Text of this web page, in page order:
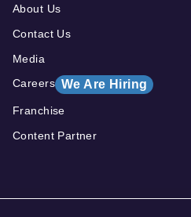
About Us
Contact Us
Media
Careers We Are Hiring
Franchise
Content Partner